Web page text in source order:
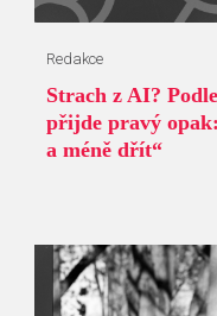
Redakce
Strach z AI?
přijde pravý
a méně dřít“